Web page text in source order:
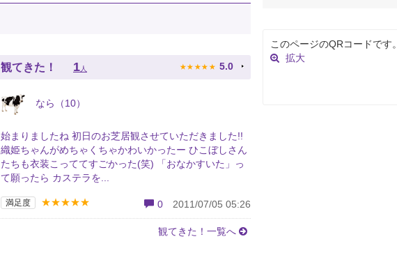
観てきた！ 1 人 ★ ★ ★ ★ ★ 5.0
なら（10）
始まりましたね 初日のお芝居観させていただきました!!
織姫ちゃんがめちゃくちゃかわいかったー ひこぼしさん
たちも衣装こっててすごかった(笑) 「おなかすいた」っ
て願ったら カステラを...
満足度 ★★★★★ 0 2011/07/05 05:26
観てきた！一覧へ
このページのQRコードです。
拡大